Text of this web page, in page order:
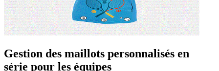
Gestion des maillots personnalisés en
série pour les équipes